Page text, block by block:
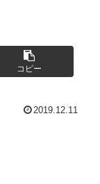
コピー
2019.12.11